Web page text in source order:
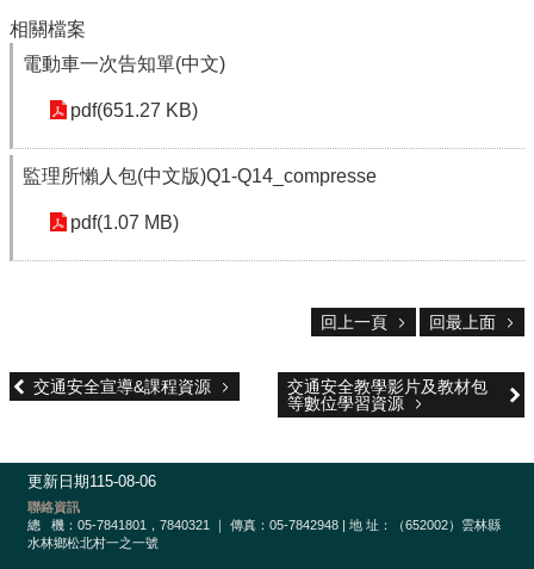
校
網
公
單
本
校
行
相關檔案
電動車一次告知單(中文)
pdf(651.27 KB)
監理所懶人包(中文版)Q1-Q14_compresse
pdf(1.07 MB)
回上一頁 回最上面
交通安全宣導&課程資源
交通安全教學影片及教材包
等數位學習資源
更新日期115-08-06
聯絡資訊
總
機：05-7841801，7840321 ｜ 傳真：05-7842948 | 地 址：（652002）雲林縣
水林鄉松北村一之一號